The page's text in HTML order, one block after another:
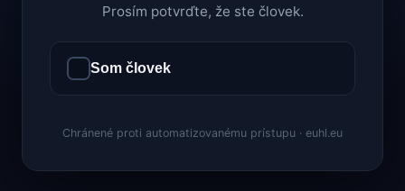
Prosím potvrďte, že ste človek.
Som človek
Chránené proti automatizovanému prístupu · euhl.eu